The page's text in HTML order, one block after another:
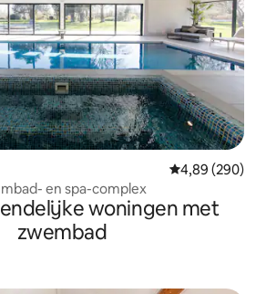
Gemiddelde
4,89 (290)
en spa-complex
woningen met
zwembad